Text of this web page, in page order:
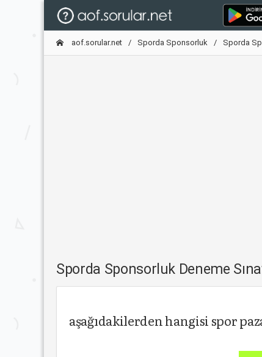
aof.sorular.net Sporda Sponsorluk Sporda
Sporda Sponsorluk Deneme
aşağıdakilerden hangisi spor